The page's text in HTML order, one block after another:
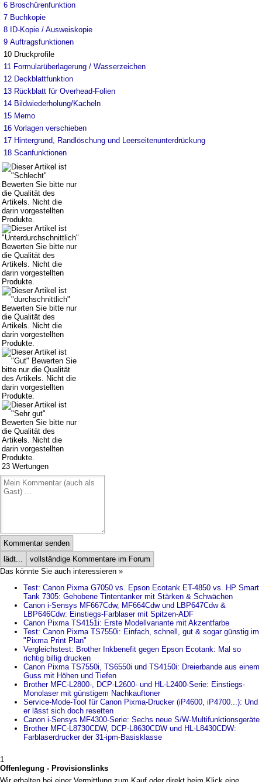
6 Broschürenfunktion
7 Buchkopie
8
ID-Kopie / Ausweiskopie
9 Auftragsfunktionen
10 Druckprofile
11 Formularüberlagerung / Wasserzeichen
12 Deckblattfunktion
13 Rückblatt für Overhead-Folien
14 Bildwiederholung/Kacheln
15 Memo
16 Vorlagen verschieben
17 Hintergrund, Randlöschung und Leerseitenunterdrückung
18 Scanfunktionen
23 Wertungen
Kommentar senden
lädt...
vollständige Kommentare im Forum
Das könnte Sie auch interessieren »
Test: Canon Pixma G7050 vs. Epson Ecotank ET-4850 vs. HP Smart
Tank 7305: Gehobene Tintentanker mit Stärken & Schwächen
Canon i-Sensys MF667Cdw, MF664Cdw und LBP647Cdw &
LBP646Cdw: Einstiegs-Farblaser mit Spitzen-ADF
Canon Pixma TS4151i: Erste Modellvariante mit Akzentfarbe
Test: Canon Pixma TS7550i: Einfach, schnell, gut & sogar günstig im
"Pixma Print Plan"
Vergleichstest: Brother Inkbenefit gegen Epson Ecotank: Mal so
richtig billig drucken
Canon Pixma TS7550i, TS6550i und TS4150i: Dreierbande aus einem
Guss mit Höhen und Tiefen
Brother MFC-L2800-, DCP-L2600- und HL-L2400-Serie: Einstiegs-
Monolaser mit günstigem Nachkauftoner
Service-Mode-Tool für Canon Pixma-Drucker (iP4600, iP4700...): Und
er lässt sich doch resetten
Canon i-Sensys MF4300-Serie: Sechs neue S/W-Multifunktionsgeräte
Brother MFC-L8730CDW, DCP-L8630CDW und HL-L8430CDW:
Farblaserdrucker der 31-ipm-Basisklasse
1
Offenlegung - Provisionslinks